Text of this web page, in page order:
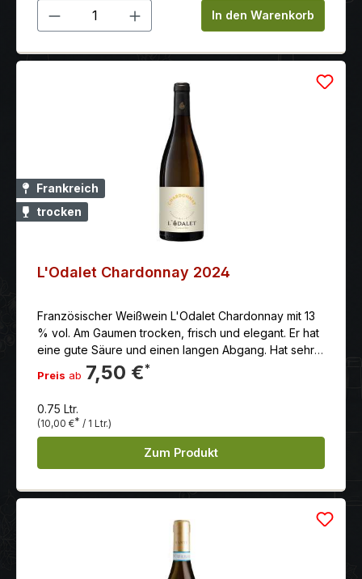
Produkt Anzahl: Gib denIn den Warenkorb
Frankreich
trocken
L'Odalet Chardonnay 2024
Französischer Weißwein L'Odalet Chardonnay mit 13
% vol. Am Gaumen trocken, frisch und elegant. Er hat
eine gute Säure und einen langen Abgang. Hat sehr
feine Aromen von gelbes Steinobst und Noten von
Jasminblüten.
Preis ab 7,50 €*
0.75 Ltr.
(10,00 €* / 1 Ltr.)
Zum Produkt